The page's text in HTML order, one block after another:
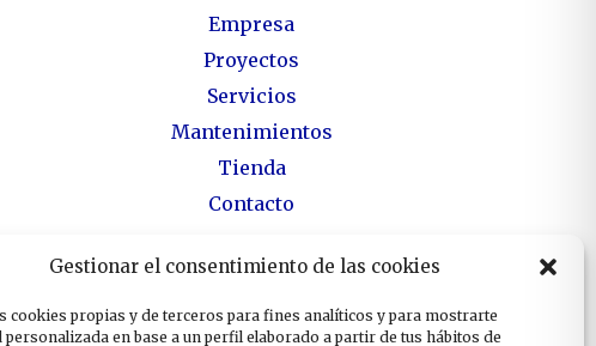
Gestionar el consentimiento de las cookies
cookies propias y de terceros para fines analíticos y para mostrarte
personalizada en base a un perfil elaborado a partir de tus hábitos de
Empresa
Proyectos
Servicios
Mantenimientos
Tienda
Contacto